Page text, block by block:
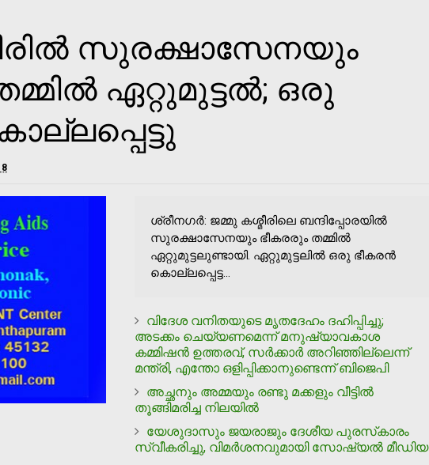
സുരക്ഷാസേനയും
ഏറ്റുമുട്ടല്‍; ഒരു
ശ്രീനഗര്‍: ജമ്മു കശ്മീരിലെ ബന്ദിപ്പോരയില്‍
സുരക്ഷാസേനയും ഭീകരരും തമ്മില്‍
ഏറ്റുമുട്ടലുണ്ടായി. ഏറ്റുമുട്ടലില്‍ ഒരു ഭീകരന്‍
കൊല്ലപ്പെട്ട...
വിദേശ വനിതയുടെ മൃതദേഹം ദഹിപ്പിച്ചു;
അടക്കം ചെയ്യണമെന്ന് മനുഷ്യാവകാശ
കമ്മിഷന്‍ ഉത്തരവ്, സര്‍ക്കാര്‍ അറിഞ്ഞില്ലെന്ന്
മന്ത്രി, എന്തോ ഒളിപ്പിക്കാനുണ്ടെന്ന് ബിജെപി
അച്ഛനും അമ്മയും രണ്ടു മക്കളും വീട്ടില്‍
തൂങ്ങിമരിച്ച നിലയില്‍
യേശുദാസും ജയരാജും ദേശീയ പുരസ്‌കാരം
സ്വീകരിച്ചു, വിമര്‍ശനവുമായി സോഷ്യല്‍ മീഡിയ